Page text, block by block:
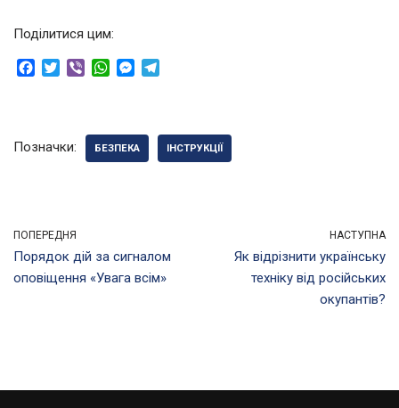
Поділитися цим:
o
e
r
W
s
A
M
e
n
g
Позначки: БЕЗПЕКА ІНСТРУКЦІЇ
ПОПЕРЕДНЯ
Порядок дій за сигналом
оповіщення «Увага всім»
НАСТУПНА
Як відрізнити українську
техніку від російських
окупантів?